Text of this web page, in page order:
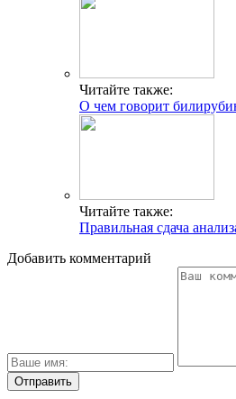
Читайте также:
О чем говорит
Читайте также:
Правильная сдача
Добавить комментарий